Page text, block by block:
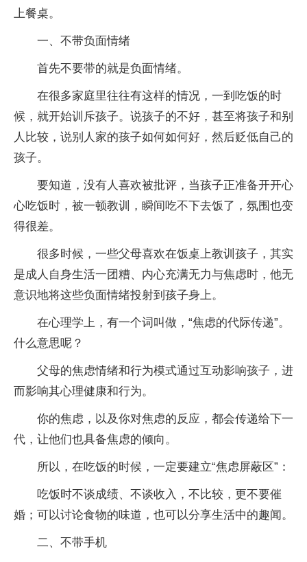
上餐桌。
一、不带负面情绪
首先不要带的就是负面情绪。
在很多家庭里往往有这样的情况，一到吃饭的时
候，就开始训斥孩子。说孩子的不好，甚至将孩子和别
人比较，说别人家的孩子如何如何好，然后贬低自己的
孩子。
要知道，没有人喜欢被批评，当孩子正准备开开心
心吃饭时，被一顿教训，瞬间吃不下去饭了，氛围也变
得很差。
很多时候，一些父母喜欢在饭桌上教训孩子，其实
是成人自身生活一团糟、内心充满无力与焦虑时，他无
意识地将这些负面情绪投射到孩子身上。
在心理学上，有一个词叫做，“焦虑的代际传递”。
什么意思呢？
父母的焦虑情绪和行为模式通过互动影响孩子，进
而影响其心理健康和行为。
你的焦虑，以及你对焦虑的反应，都会传递给下一
代，让他们也具备焦虑的倾向。
所以，在吃饭的时候，一定要建立“焦虑屏蔽区”：
吃饭时不谈成绩、不谈收入，不比较，更不要催
婚；可以讨论食物的味道，也可以分享生活中的趣闻。
二、不带手机